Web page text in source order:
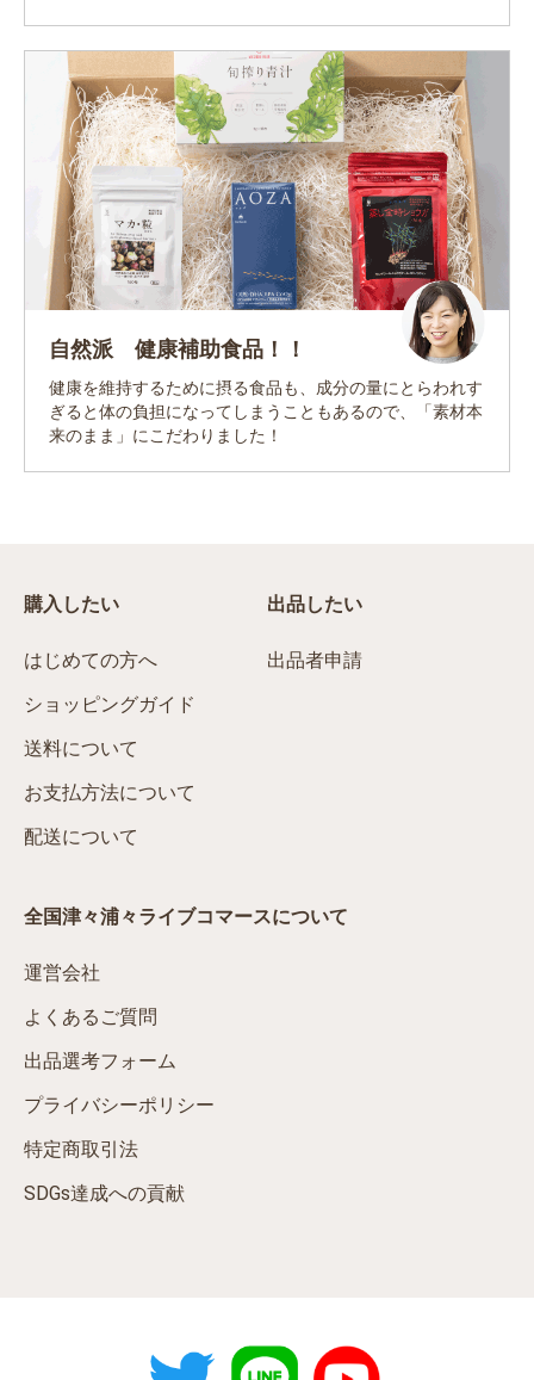
自然派 健康補助食品！！
健康を維持するために摂る食品も、成分の量にとらわれす
ぎると体の負担になってしまうこともあるので、「素材本
来のまま」にこだわりました！
購入したい
はじめての方へ
ショッピングガイド
送料について
お支払方法について
配送について
出品したい
出品者申請
全国津々浦々ライブコマースについて
運営会社
よくあるご質問
出品選考フォーム
プライバシーポリシー
特定商取引法
SDGs達成への貢献